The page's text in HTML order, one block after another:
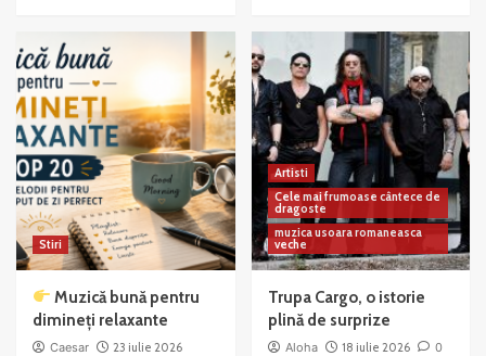
Stiri
Muzică bună pentru
dimineți relaxante
Caesar
23 iulie 2026
Artisti
Cele mai frumoase cântece de
dragoste
muzica usoara romaneasca
veche
Trupa Cargo, o istorie
plină de surprize
Aloha 18 iulie 2026 0